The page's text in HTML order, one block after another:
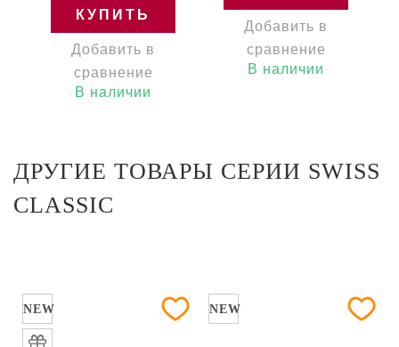
КУПИТЬ
Добавить в
сравнение
В наличии
Добавить в
сравнение
В наличии
ДРУГИЕ ТОВАРЫ СЕРИИ SWISS
CLASSIC
NEW NEW